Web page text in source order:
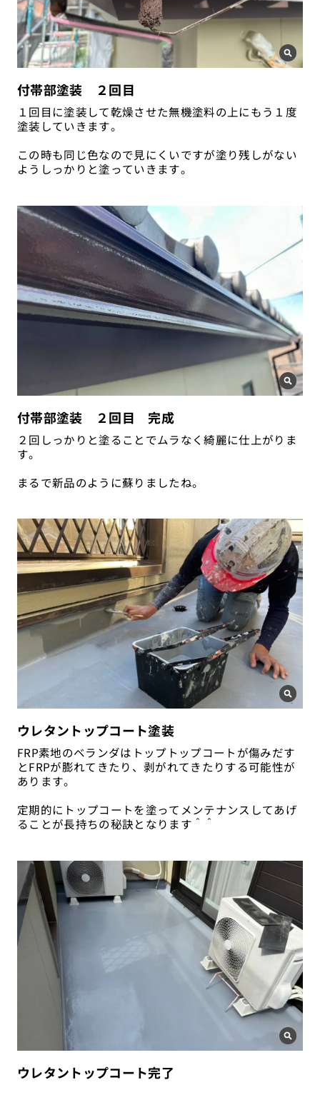
付帯部塗装 ２回目
１回目に塗装して乾燥させた無機塗料の上にもう１度
塗装していきます。
この時も同じ色なので見にくいですが塗り残しがない
ようしっかりと塗っていきます。
付帯部塗装 ２回目 完成
２回しっかりと塗ることでムラなく綺麗に仕上がりま
す。
まるで新品のように蘇りましたね。
ウレタントップコート塗装
FRP素地のベランダはトップトップコートが傷みだす
とFRPが膨れてきたり、剥がれてきたりする可能性が
あります。
定期的にトップコートを塗ってメンテナンスしてあげ
ることが長持ちの秘訣となります＾＾
ウレタントップコート完了